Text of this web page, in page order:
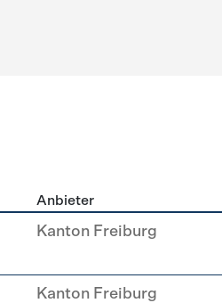
Anbieter
Kanton Freiburg
Kanton Freiburg